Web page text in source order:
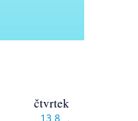
čtvrtek
13.8.